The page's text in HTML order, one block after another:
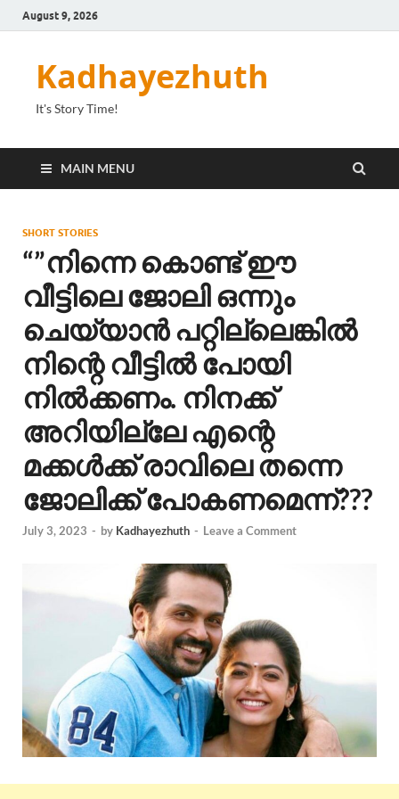
August 9, 2026
Kadhayezhuth
It's Story Time!
MAIN MENU
SHORT STORIES
“”നിന്നെ കൊണ്ട് ഈ
വീട്ടിലെ ജോലി ഒന്നും
ചെയ്യാൻ പറ്റില്ലെങ്കിൽ
നിന്റെ വീട്ടിൽ പോയി
നിൽക്കണം. നിനക്ക്
അറിയില്ലേ എന്റെ
മക്കൾക്ക് രാവിലെ തന്നെ
ജോലിക്ക് പോകണമെന്ന്???
July 3, 2023 - by Kadhayezhuth - Leave a Comment